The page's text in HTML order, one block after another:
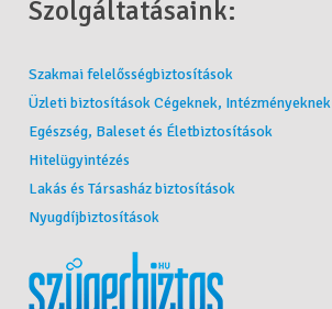
Szolgáltatásaink:
Szakmai felelősségbiztosítások
Üzleti biztosítások Cégeknek, Intézményeknek
Egészség, Baleset és Életbiztosítások
Hitelügyintézés
Lakás és Társasház biztosítások
Nyugdíjbiztosítások